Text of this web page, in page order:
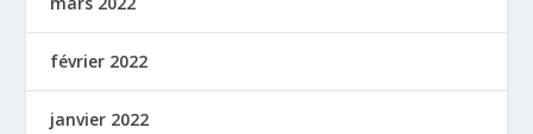
février 2022
janvier 2022